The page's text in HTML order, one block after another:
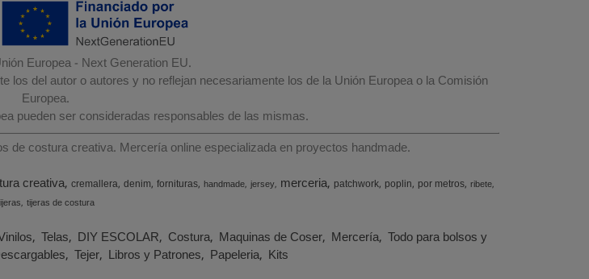
Europea - Next Generation EU.
del autor o autores y no reflejan necesariamente los de la Unión Europea o la Comisión
Europea.
pueden ser consideradas responsables de las mismas.
de costura creativa. Mercería online especializada en proyectos handmade.
creativa cremallera denim fornituras handmade jersey merceria patchwork poplin por metros ribete
tijeras de costura
Telas DIY ESCOLAR Costura Maquinas de Coser Mercería Todo para bolsos y
Tejer Libros y Patrones Papeleria Kits